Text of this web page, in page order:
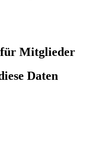
für Mitglieder
Daten